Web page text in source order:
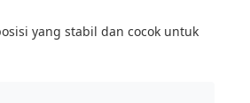
yang stabil dan cocok untuk